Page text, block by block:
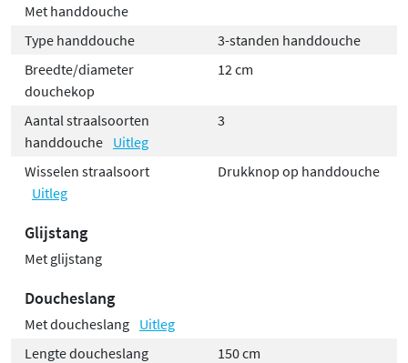
Met handdouche
Type handdouche
3-standen handdouche
Breedte/diameter
douchekop
12 cm
Aantal straalsoorten
handdouche Uitleg
3
Wisselen straalsoort
Uitleg
Drukknop op handdouche
Glijstang
Met glijstang
Doucheslang
Met doucheslang Uitleg
Lengte doucheslang
150 cm